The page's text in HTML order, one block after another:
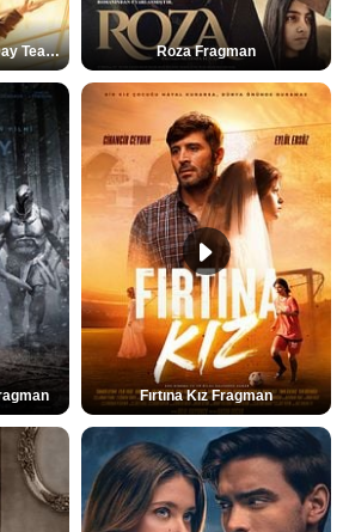
Spider-Man: Brand New Day Teaser Roza Fragman
Fırtına Kız Fragman